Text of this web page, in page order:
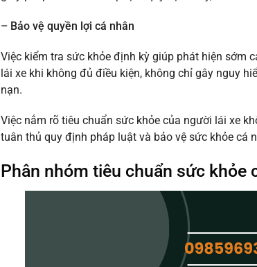
– Bảo vệ quyền lợi cá nhân
Việc kiểm tra sức khỏe định kỳ giúp phát hiện sớm
lái xe khi không đủ điều kiện, không chỉ gây nguy
nạn.
Việc nắm rõ tiêu chuẩn sức khỏe của người lái xe
tuân thủ quy định pháp luật và bảo vệ sức khỏe cá
Phân nhóm tiêu chuẩn sức khỏe